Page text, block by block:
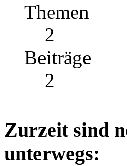
Themen
2
Beiträge
2
Zurzeit sind
unterwegs: